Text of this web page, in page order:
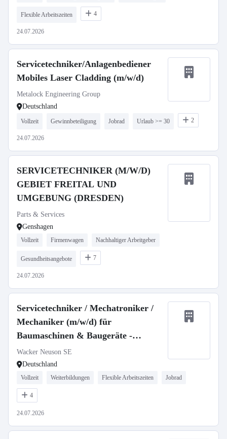
Flexible Arbeitszeiten 4
24.07.2026
Servicetechniker/Anlagenbediener
Mobiles Laser Cladding (m/w/d)
Metalock Engineering Group
Deutschland
Vollzeit Gewinnbeteiligung Jobrad Urlaub >= 30 2
24.07.2026
SERVICETECHNIKER (M/W/D)
GEBIET FREITAL UND
UMGEBUNG (DRESDEN)
Parts & Services
Genshagen
Vollzeit Firmenwagen Nachhaltiger Arbeitgeber
Gesundheitsangebote 7
24.07.2026
Servicetechniker / Mechatroniker /
Mechaniker (m/w/d) für
Baumaschinen & Baugeräte -
stationär oder mobil
Wacker Neuson SE
Deutschland
Vollzeit Weiterbildungen Flexible Arbeitszeiten Jobrad
4
24.07.2026